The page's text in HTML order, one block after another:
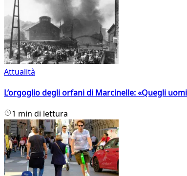
Attualità
L’orgoglio degli orfani di Marcinelle: «Quegli
1 min di lettura